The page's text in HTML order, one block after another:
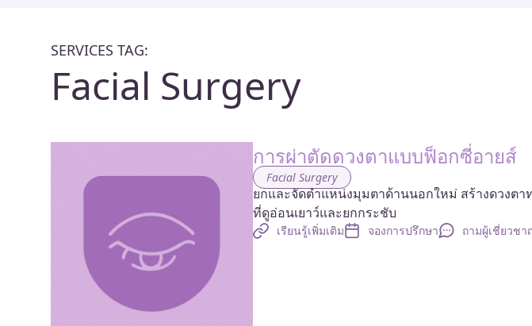
SERVICES TAG:
Facial Surgery
การผ่าตัดดวงตาแบบฟ็อกซี่อายส์
Facial Surgery
ยกและจัดตำแหน่งมุมตาด้านนอกใหม่ สร้างดวงต
ที่ดูอ่อนเยาว์และยกกระชับ
เรียนรู้เพิ่มเติม จองการปรึกษา ถามผู้เชี่ยวชา